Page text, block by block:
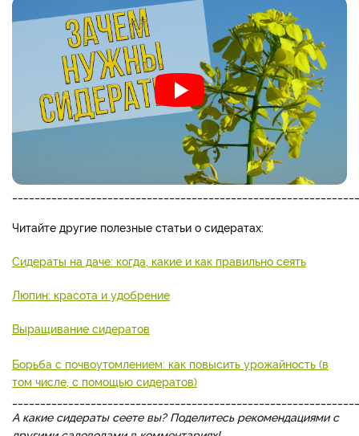
Читайте другие полезные статьи о сидератах:
Сидераты на даче: когда, какие и как правильно сеять
Люпин: красота и удобрение
Выращивание сидератов
Борьба с почвоутомлением: как повысить урожайность (в
том числе, с помощью сидератов)
А какие сидераты сеете вы? Поделитесь рекомендациями с